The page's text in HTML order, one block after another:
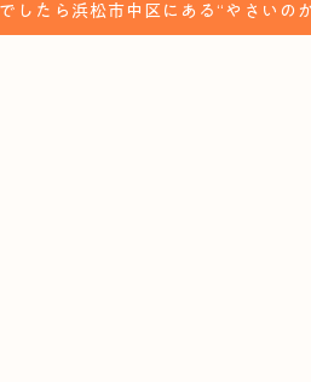
たら浜松市中区にある“やさいの